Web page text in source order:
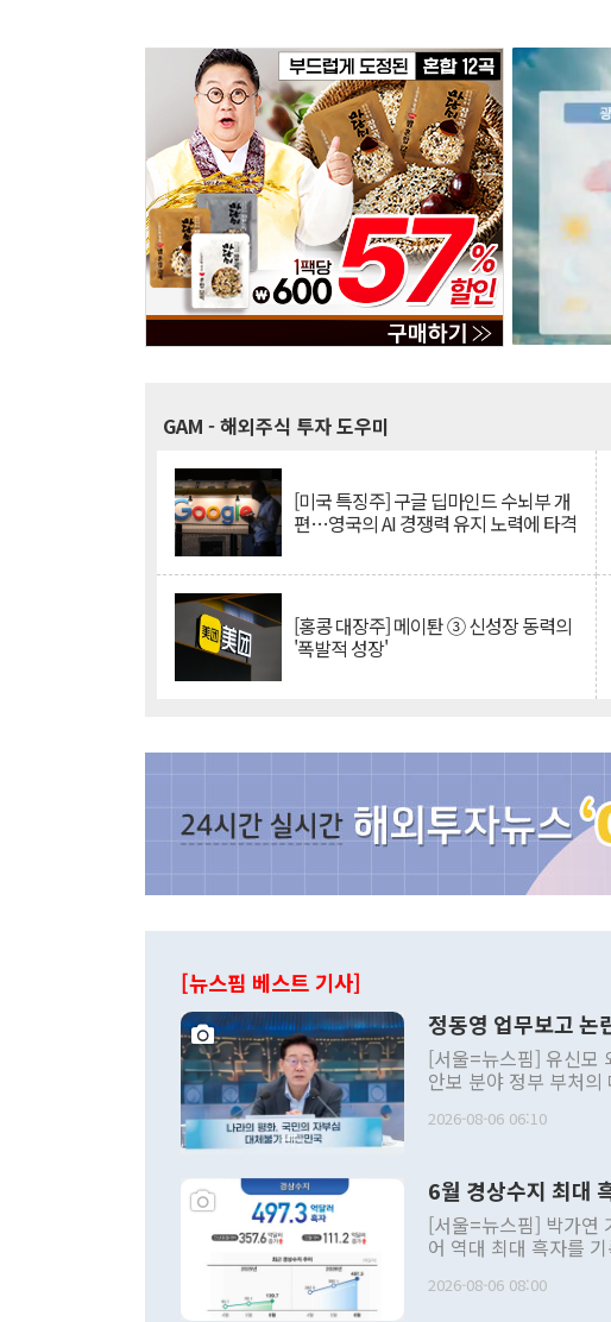
GAM - 해외주식 투자 도우미
[미국 특징주] 구글 딥마인드 수뇌부 개
편…영국의 AI 경쟁력 유지 노력에 타격
[홍콩 대장주] 메이퇀 ③ 신성장 동력의
'폭발적 성장'
[뉴스핌 베스트 기사]
정동영 업무보고 논
[서울=뉴스핌] 유신모
안보 분야 정부 부처
발언 중에는 정부 내
주의적 희망에 근거한
관의 대북 정책 관련
관 부처 장관이 공개
관의 무리한 대북 접근
다. [정동영 통일부 장관이 지난달 23일 오후 서울 종로구 정부서울청사에
2026-08-06 06:10
6월 경상수지 최대
[서울=뉴스핌] 박가연
어 역대 최대 흑자를
료=한국은행] 한국은행이 6일 발표한 '2026년 6월 국제수지(잠정)'에 따르
2026-08-06 08:00